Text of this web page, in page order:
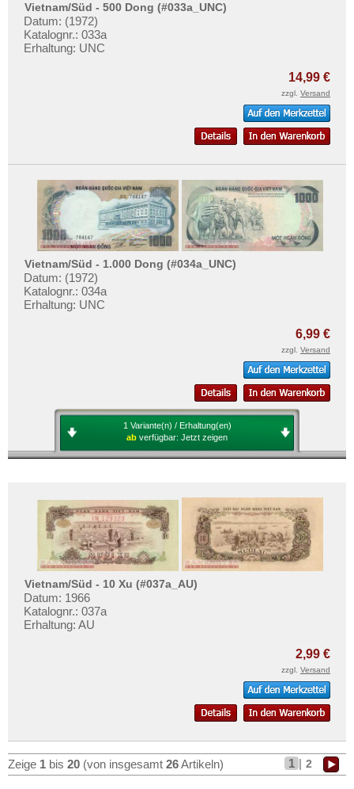
Vietnam/Süd - 500 Dong (#033a_UNC)
Datum: (1972)
Katalognr.: 033a
Erhaltung: UNC
14,99 €
zzgl. Versand
Vietnam/Süd - 1.000 Dong (#034a_UNC)
Datum: (1972)
Katalognr.: 034a
Erhaltung: UNC
6,99 €
zzgl. Versand
1 Variante(n) / Erhaltung(en)
ab verfügbar: Jetzt zeigen
Vietnam/Süd - 10 Xu (#037a_AU)
Datum: 1966
Katalognr.: 037a
Erhaltung: AU
2,99 €
zzgl. Versand
Zeige 1 bis 20 (von insgesamt 26Artikeln) 1 | 2